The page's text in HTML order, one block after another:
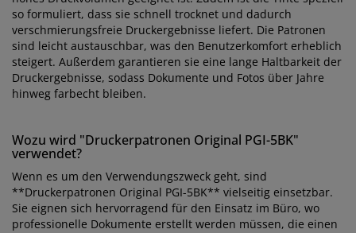
so formuliert, dass sie schnell trocknet und dadurch
verschmierungsfreie Druckergebnisse liefert. Die Patronen
sind leicht austauschbar, was den Benutzerkomfort erheblich
steigert. Außerdem garantieren sie eine lange Haltbarkeit der
Druckergebnisse, sodass Dokumente und Fotos über Jahre
hinweg farbecht bleiben.
Wozu wird "Druckerpatronen Original PGI-5BK"
verwendet?
Wenn es um den Verwendungszweck geht, sind
**Druckerpatronen Original PGI-5BK** vielseitig einsetzbar.
Sie eignen sich hervorragend für den Einsatz im Büro, wo
professionelle Dokumente erstellt werden müssen, die einen